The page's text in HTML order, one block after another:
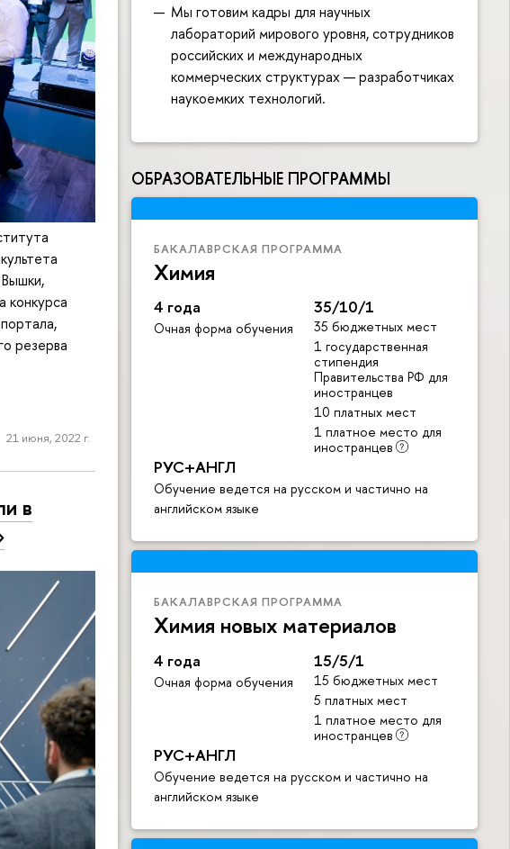
Мы готовим кадры для научных
лабораторий мирового уровня, сотрудников
российских и международных
коммерческих структурах — разработчиках
наукоемких технологий.
ОБРАЗОВАТЕЛЬНЫЕ ПРОГРАММЫ
БАКАЛАВРСКАЯ ПРОГРАММА
Химия
4 года
Очная форма обучения
35/10/1
35 бюджетных мест
1 государственная
стипендия
Правительства РФ для
иностранцев
10 платных мест
1 платное место для
иностранцев
РУС+АНГЛ
Обучение ведется на русском и частично на
английском языке
БАКАЛАВРСКАЯ ПРОГРАММА
Химия новых материалов
4 года
Очная форма обучения
15/5/1
15 бюджетных мест
5 платных мест
1 платное место для
иностранцев
РУС+АНГЛ
Обучение ведется на русском и частично на
английском языке
конкурса
резерва
21 июня, 2022 г.
в